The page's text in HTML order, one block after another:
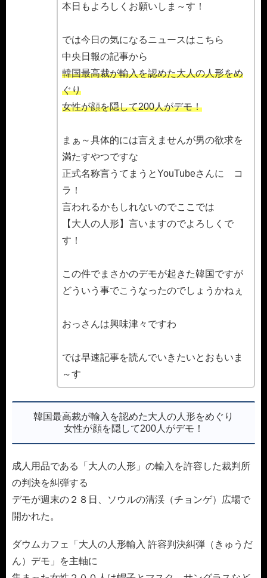
本日もよろしくお願いしま～す！
では今日の気になるニュースはこちら
中央日報の記事から
韓国最高裁が輸入を認めた大人の人形をめ
ぐり
女性が顔を隠して200人がデモ！
まぁ～具体的には言えませんが男の欲求を
満たすやつですな
正式名称言うてまうとYouTubeさんに コ
ラ！
言われるかもしれないのでここでは
【大人の人形】言いますのでよろしくで
す！
この件でまさかのデモが起きた韓国ですが
どういう事でこうなったのでしょうかねぇ
おっさんは興味津々ですわ
では早速記事を読んでいきたいとおもいま
～す
韓国最高裁が輸入を認めた大人の人形をめぐり
女性が顔を隠して200人がデモ！
成人用品である「大人の人形」の輸入を許容した裁判所
の判決を糾弾する
デモが週末の２８日、ソウルの清渓（チョンゲ）広場で
開かれた。
ダウムカフェ「大人の人形輸入 許容判決糾弾（きゅうだ
ん）デモ」を主軸に